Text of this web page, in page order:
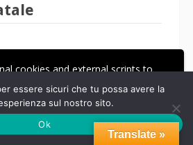
cookies and external scripts to
ACCETTA
Translate »
essere sicuri che tu possa avere la
sul nostro sito.
Ok